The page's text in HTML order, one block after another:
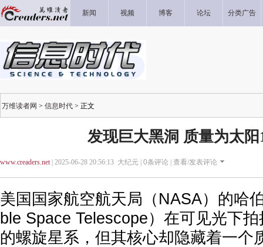
新闻 视频 博客 论坛 分类广告
万维读者网 > 信息时代 > 正文
发现巨大黑洞 质量为太阳
www.creaders.net| 2025-06-28 20:56:13 大纪元 | 0条评论 | 查看/发表评论
美国国家航空航天局（NASA）的哈
ble Space Telescope）在可见光下
的螺旋星系，但其核心却隐藏着一个